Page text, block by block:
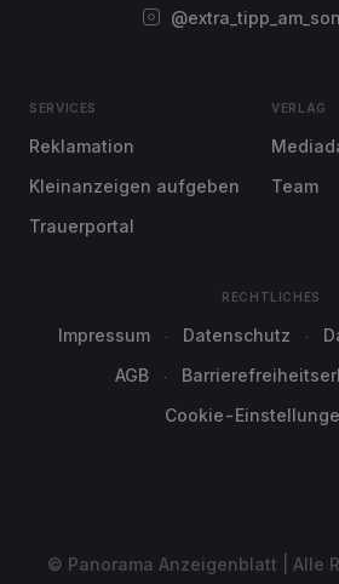
SERVICES
Reklamation
Kleinanzeigen aufgeben
Trauerportal
VERLAG
Team
RECHTLICHES
Impressum Datenschutz
AGB
Cookie-
© Panorama Anzeigenblatt | Alle